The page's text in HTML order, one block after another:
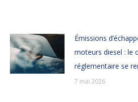
Émissions
moteurs diesel : le
réglementaire se
7 mai 2026